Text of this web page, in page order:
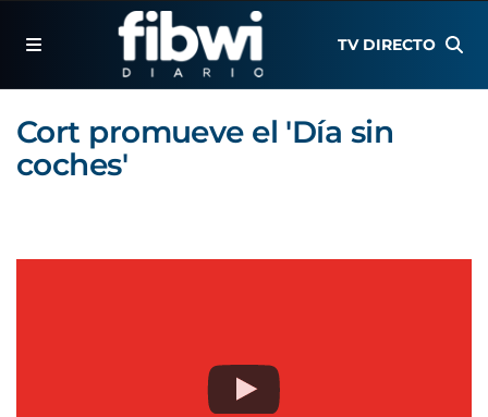
TV DIRECTO
Cort promueve el 'Día sin
coches'